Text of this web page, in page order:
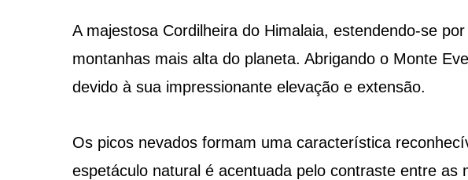
A majestosa Cordilheira do Himalaia, estendendo-se
montanhas mais alta do planeta. Abrigando o Monte
devido à sua impressionante elevação e extensão.
Os picos nevados formam uma característica
espetáculo natural é acentuada pelo contraste entre as